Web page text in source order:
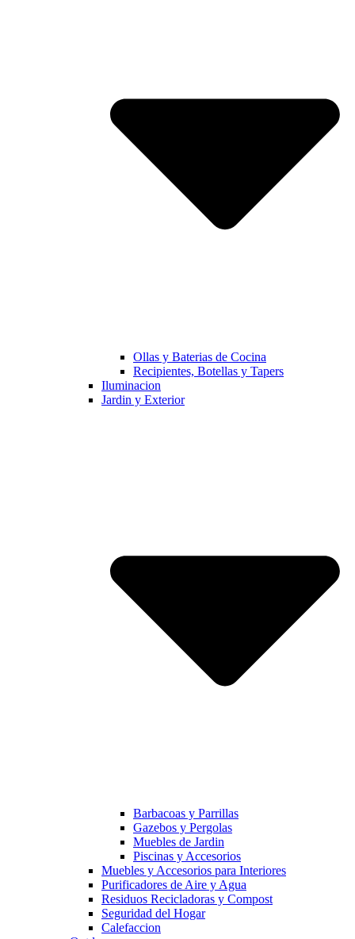
Ollas y Baterias de Cocina
Recipientes, Botellas y Tapers
Iluminacion
Jardin y Exterior
Barbacoas y Parrillas
Gazebos y Pergolas
Muebles de Jardin
Piscinas y Accesorios
Muebles y Accesorios para Interiores
Purificadores de Aire y Agua
Residuos Recicladoras y Compost
Seguridad del Hogar
Calefaccion